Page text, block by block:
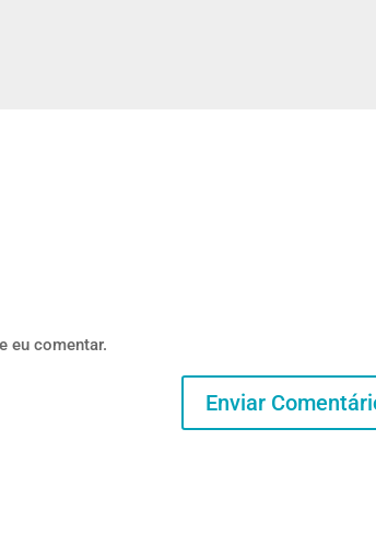
eu comentar.